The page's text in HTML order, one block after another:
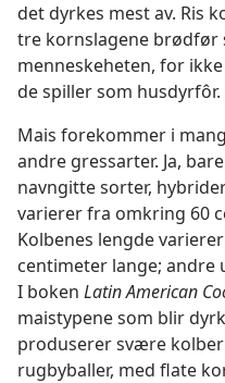
det dyrkes mest av. Ris
tre kornslagene brødfør
menneskeheten, for
de spiller som husdyrfôr.
Mais forekommer i
andre gressarter. Ja,
navngitte sorter,
varierer fra omkring 60
Kolbenes lengde
centimeter lange; andre
I boken Latin American
maistypene som blir
produserer svære
rugbyballer, med flate